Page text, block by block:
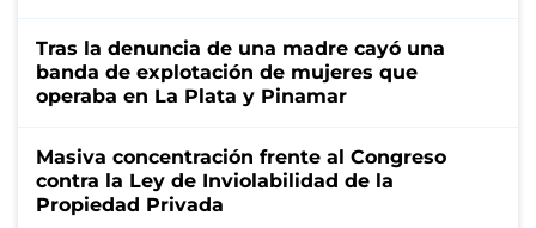
Tras la denuncia de una madre cayó una
banda de explotación de mujeres que
operaba en La Plata y Pinamar
Masiva concentración frente al Congreso
contra la Ley de Inviolabilidad de la
Propiedad Privada